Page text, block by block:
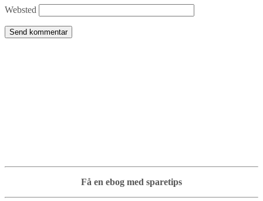
Websted
Få en ebog med sparetips